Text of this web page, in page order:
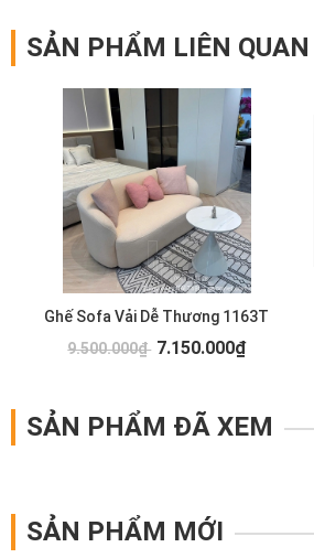
SẢN PHẨM LIÊN QUAN
Ghế Sofa Vải Dễ Thương 1163T
9.500.000₫ 7.150.000₫
SẢN PHẨM ĐÃ XEM
SẢN PHẨM MỚI